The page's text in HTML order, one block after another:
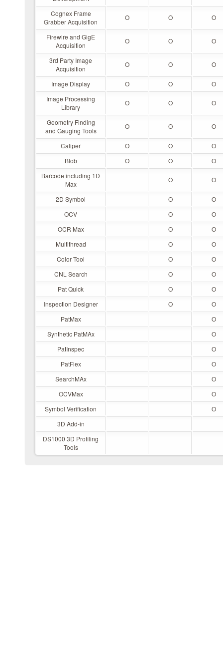
Cognex Frame
Grabber Acquisition
O O O
Firewire and GigE
Acquisition
O O O
3rd Party Image
Acquisition
O O O
Image Display O O
O
Image Processing
Library
O O O
Geometry Finding
and Gauging Tools
O O O
Caliper O O
O
Blob
O O
O
Barcode including 1D
Max
O O
2D Symbol O
O
OCV
O
O
OCR Max
O
O
Multithread
O
O
Color Tool
O
O
CNL Search
O
O
Pat Quick
O
O
Inspection Designer
O
O
PatMax
O
Synthetic PatMAx
O
PatInspec
O
PatFlex
O
SearchMAx
O
OCVMax
O
Symbol Verification
O
3D Add-in
DS1000 3D Profiling
Tools